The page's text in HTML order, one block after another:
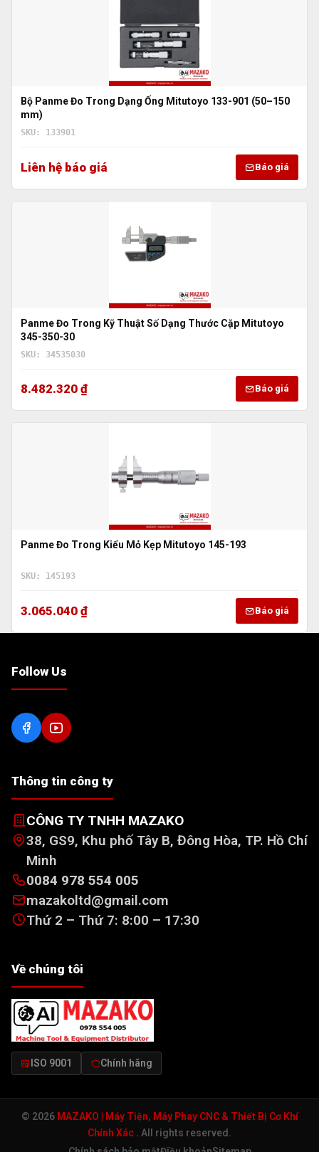
Bộ Panme Đo Trong Dạng Ống Mitutoyo 133-901 (50–150
mm)
SKU: 133901
Liên hệ báo giá Báo giá
Panme Đo Trong Kỹ Thuật Số Dạng Thước Cặp Mitutoyo
345-350-30
SKU: 34535030
8.482.320 ₫ Báo giá
Panme Đo Trong Kiểu Mỏ Kẹp Mitutoyo 145-193
SKU: 145193
3.065.040 ₫ Báo giá
Follow Us
Thông tin công ty
CÔNG TY TNHH MAZAKO
38, GS9, Khu phố Tây B, Đông Hòa, TP. Hồ Chí
Minh
0084 978 554 005
mazakoltd@gmail.com
Thứ 2 – Thứ 7: 8:00 – 17:30
Về chúng tôi
ISO 9001 Chính hãng
© 2026 MAZAKO | Máy Tiện, Máy Phay CNC & Thiết Bị Cơ Khí
Chính Xác . All rights reserved.